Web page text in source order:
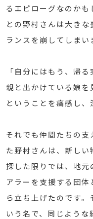
るエピローグなのか
との野村さんは大き
ランスを崩してしまい
「自分にはもう、帰
親と出かけている娘
ということを痛感し、
それでも仲間たちの支
た野村さんは、新し
探した限りでは、地
アラーを支援する団
ら立ち上げたのです
いう名で、同じよう